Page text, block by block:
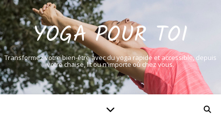
YOGA POUR TOI
Transformez votre bien-être avec du yoga rapide et accessible, depuis
votre chaise, lit ou n'importe où chez vous.